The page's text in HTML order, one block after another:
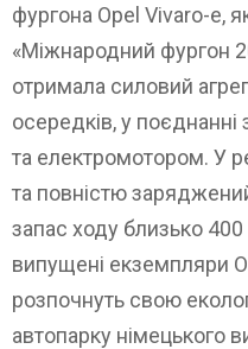
фургона Opel Vivaro-e,
«Міжнародний фургон
отримала силовий
осередків, у
та електромотором. У
та повністю
запас ходу близько 400
випущені екземпляри
розпочнуть свою
автопарку німецького